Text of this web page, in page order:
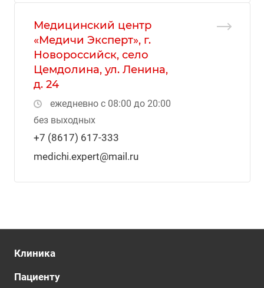
Медицинский центр
«Медичи Эксперт», г.
Новороссийск, село
Цемдолина, ул. Ленина,
д. 24
ежедневно с 08:00 до 20:00
без выходных
+7 (8617) 617-333
medichi.expert@mail.ru
Клиника
Пациенту